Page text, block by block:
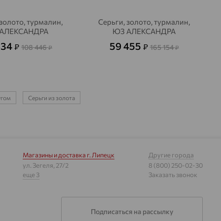
турмалин,
₽ 108 446₽
Серьги, золото, турмалин,
ЮЗ АЛЕКСАНДРА
59 455 ₽ 165 154₽
Серьги из золота
Магазины и доставка г. Липецк
ул. Зегеля, 27/2
еще 3
Другие города
8 (800) 250-02-30
Заказать звонок
Подписаться на рассылку